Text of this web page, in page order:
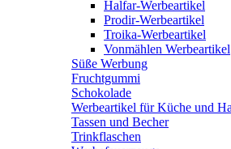
Halfar-Werbeartikel
Prodir-Werbeartikel
Troika-Werbeartikel
Vonmählen Werbeartikel
Süße Werbung
Fruchtgummi
Schokolade
Werbeartikel für Küche und
Tassen und Becher
Trinkflaschen